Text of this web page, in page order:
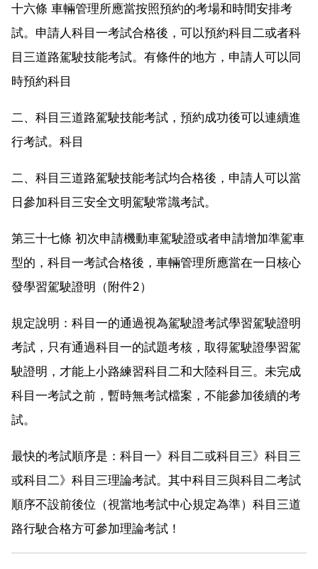
十六條 車輛管理所應當按照預約的考場和時間安排考
試。申請人科目一考試合格後，可以預約科目二或者科
目三道路駕駛技能考試。有條件的地方，申請人可以同
時預約科目
二、科目三道路駕駛技能考試，預約成功後可以連續進
行考試。科目
二、科目三道路駕駛技能考試均合格後，申請人可以當
日參加科目三安全文明駕駛常識考試。
第三十七條 初次申請機動車駕駛證或者申請增加準駕車
型的，科目一考試合格後，車輛管理所應當在一日核心
發學習駕駛證明（附件2）
規定說明：科目一的通過視為駕駛證考試學習駕駛證明
考試，只有通過科目一的試題考核，取得駕駛證學習駕
駛證明，才能上小路練習科目二和大陸科目三。未完成
科目一考試之前，暫時無考試檔案，不能參加後續的考
試。
最快的考試順序是：科目一》科目二或科目三》科目三
或科目二》科目三理論考試。其中科目三與科目二考試
順序不設前後位（視當地考試中心規定為準）科目三道
路行駛合格方可參加理論考試！